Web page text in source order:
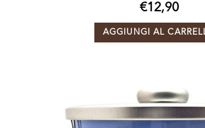
€12,90
AGGIUNGI AL